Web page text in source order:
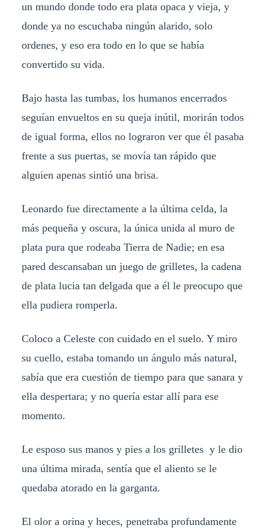
un mundo donde todo era plata opaca y vieja, y
donde ya no escuchaba ningún alarido, solo
ordenes, y eso era todo en lo que se había
convertido su vida.
Bajo hasta las tumbas, los humanos encerrados
seguían envueltos en su queja inútil, morirán todos
de igual forma, ellos no lograron ver que él pasaba
frente a sus puertas, se movía tan rápido que
alguien apenas sintió una brisa.
Leonardo fue directamente a la última celda, la
más pequeña y oscura, la única unida al muro de
plata pura que rodeaba Tierra de Nadie; en esa
pared descansaban un juego de grilletes, la cadena
de plata lucia tan delgada que a él le preocupo que
ella pudiera romperla.
Coloco a Celeste con cuidado en el suelo. Y miro
su cuello, estaba tomando un ángulo más natural,
sabía que era cuestión de tiempo para que sanara y
ella despertara; y no quería estar allí para ese
momento.
Le esposo sus manos y pies a los grilletes y le dio
una última mirada, sentía que el aliento se le
quedaba atorado en la garganta.
El olor a orina y heces, penetraba profundamente